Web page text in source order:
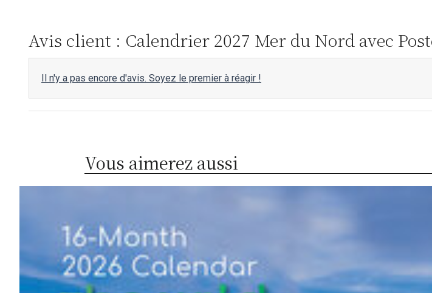
Avis client : Calendrier 2027 Mer du Nord avec
Il n'y a pas encore d'avis. Soyez le premier à réagir !
Vous aimerez aussi